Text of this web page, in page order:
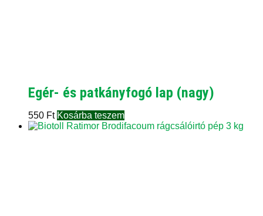
Egér- és patkányfogó lap (nagy)
550 Ft Kosárba teszem